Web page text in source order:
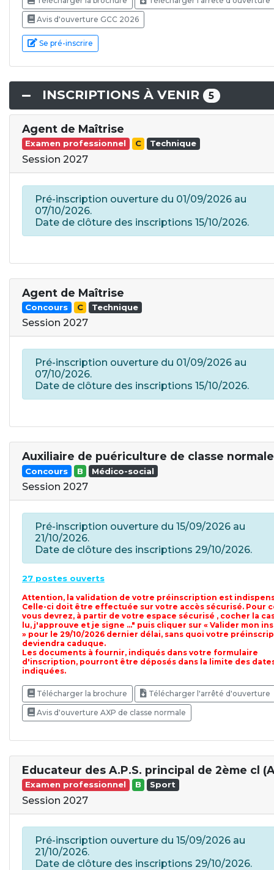
Avis d'ouverture GCC 2026
Se pré-inscrire
INSCRIPTIONS À VENIR 5
Agent de Maîtrise
Examen professionnel C Technique
Session 2027
Pré-inscription ouverture du 01/09/2026 au
07/10/2026.
Date de clôture des inscriptions 15/10/2026.
Agent de Maîtrise
Concours C Technique
Session 2027
Pré-inscription ouverture du 01/09/2026 au
07/10/2026.
Date de clôture des inscriptions 15/10/2026.
Auxiliaire de puériculture de classe normale
Concours B Médico-social
Session 2027
Pré-inscription ouverture du 15/09/2026 au
21/10/2026.
Date de clôture des inscriptions 29/10/2026.
27 postes ouverts
Attention, la validation de votre préinscription est
Celle-ci doit être effectuée sur votre accès sécurisé. Pour
vous devrez, à partir de votre espace sécurisé , cocher la
lu, j'approuve et je signe ..." puis cliquer sur « Valider mon
» pour le 29/10/2026 dernier délai, sans quoi votre
deviendra caduque.
Les documents à fournir, indiqués dans votre formulaire
d'inscription, pourront être déposés dans la limite des
indiquées.
Télécharger la brochure Télécharger l'arrêté d'ouverture
Avis d'ouverture AXP de classe normale
Educateur des A.P.S. principal de 2ème cl
Examen professionnel B Sport
Session 2027
Pré-inscription ouverture du 15/09/2026 au
21/10/2026.
Date de clôture des inscriptions 29/10/2026.